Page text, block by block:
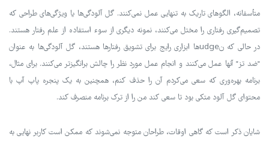
متأسفانه، الگوهای تاریک به تنهایی عمل نمی‌کنند. گل آلودگی‌ها یا ویژگی‌های طراحی که
تصمیم‌گیری رفتاری را مختل می‌کنند، نمونه دیگری از سوء استفاده از علم رفتار هستند.
در حالی که نudgeها ابزاری رایج برای تشویق رفتارها هستند، گل آلودگی‌ها به عنوان
"ضد تز" آنها عمل می‌کنند و انجام عمل مورد نظر را چالش برانگیزتر می‌کنند. برای مثال،
برنامه بهره‌وری که سعی می‌کردم آن را حذف کنم، همچنین به یک پنجره پاپ آپ با
محتوای گل آلود متکی بود تا سعی کند من را از ترک برنامه منصرف کند.
شایان ذکر است که گاهی اوقات، طراحان متوجه نمی‌شوند که ممکن است کاربر نهایی به